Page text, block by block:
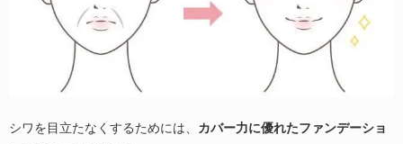
シワを目立たなくするためには、 カバー力に優れたファンデーショ